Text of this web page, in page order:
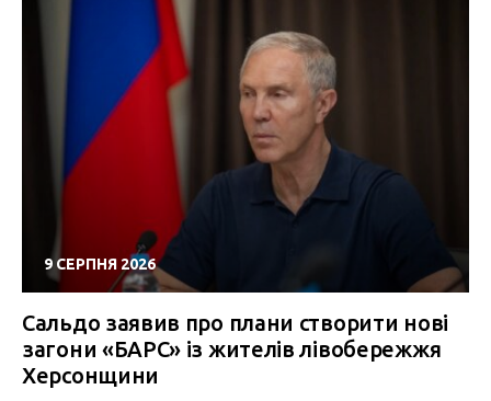
9 СЕРПНЯ 2026
Сальдо заявив про плани створити нові
загони «БАРС» із жителів лівобережжя
Херсонщини